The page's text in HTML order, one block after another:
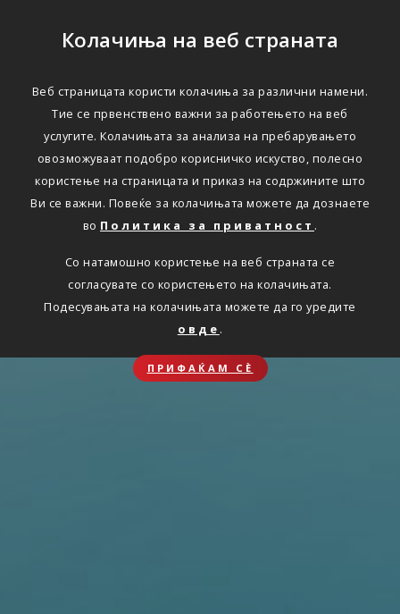
Колачиња на веб страната
Веб страницата користи колачиња за различни намени.
Тие се првенствено важни за работењето на веб
услугите. Колачињата за анализа на пребарувањето
овозможуваат подобро корисничко искуство, полесно
користење на страницата и приказ на содржините што
Ви се важни. Повеќе за колачињата можете да дознаете
во Политика за приватност .
Со натамошно користење на веб страната се
согласувате со користењето на колачињата.
Подесувањата на колачињата можете да го уредите
овде .
ПРИФАЌАМ СЀ